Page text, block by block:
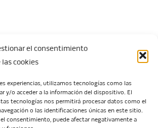
el consentimiento
las cookies
experiencias, utilizamos tecnologías como las
y/o acceder a la información del dispositivo. El
tecnologías nos permitirá procesar datos como el
o las identificaciones únicas en este sitio.
consentimiento, puede afectar negativamente a